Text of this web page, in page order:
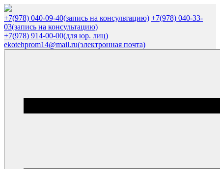
+7(978) 040-09-40(запись на консультацию) +7(978) 040-33-
03(запись на консультацию)
+7(978) 914-00-00(для юр. лиц)
ekotehprom14@mail.ru(электронная почта)